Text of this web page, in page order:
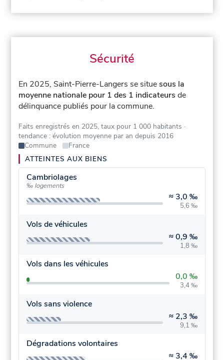
Sécurité
En 2025, Saint-Pierre-Langers se situesous la
moyenne nationale pour 1 des 1 indicateurs de
délinquance publiés pour la commune.
Faits enregistrés en 2025, taux pour 1 000 habitants ·
tendance : évolution moyenne par an depuis 2016
Commune
France
ATTEINTES AUX BIENS
Cambriolages
‰ logements
≈ 3,0 ‰
5,6 ‰
Vols de véhicules
≈0,9 ‰
1,8 ‰
Vols dans les véhicules
0,0 ‰
3,4 ‰
Vols sans violence
≈ 2,3 ‰
9,1 ‰
Dégradations volontaires
≈ 3,4 ‰